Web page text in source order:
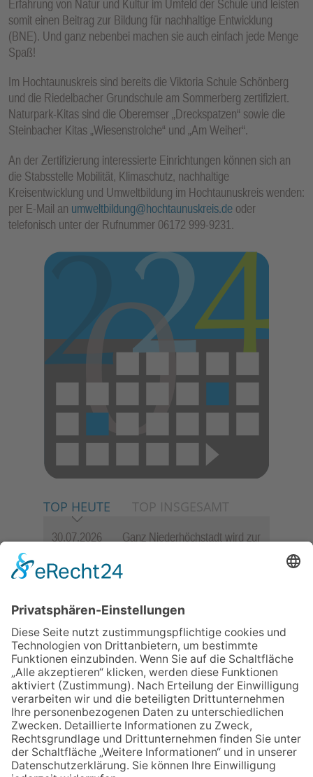
Erfahrung von Natur und Kultur im Umfeld der Schule und leisten
somit einen Beitrag zur Bildung für nachhaltige Entwicklung
(BNE). Und ganz nebenbei machen sie auch einfach jede Menge
Spaß!
Im Hochtaunuskreis sind bereits die Viktoria Schule Schönberg
und die Riedelbacher Grundschule am Sommerberg zertifiziert.
Naturpark-Kitas sind die Oberemser „Dreckspatzen“ sowie die
Steinbacher Kitas „Wiesenstrolche“ und „Am Weiher“.
An der Zertifizierung interessierte Einrichtungen können sich an
die Stabsstelle Mobilität, Klimaschutz, nachhaltige
Kreisentwicklung und Umweltbildung im Hochtaunuskreis wenden:
per E-Mail an umweltbildung@hochtaunuskreis.de oder
telefonisch unter der Rufnummer 06172 999-9231.
TOP HEUTE TOP INSGESAMT
30.07.2026
Ganz Niederhöchstadt wird zur
06.08.2026
Jugendchor Hochtaunus
Programm „Changes“
Sommerabend: Der Rettershof
lädt wieder zum Weinfest ein
06.08.2026
Hisamoto und Tölke begeistern
mit Werken von Walter
Wachsmuth
06.08.2026
„die 80er live“ – Die große
Stadiontour kommt nach
Frankfurt